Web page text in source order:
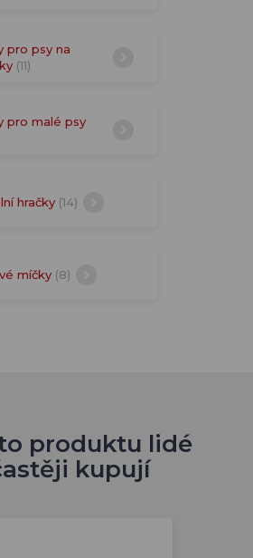
pro psy na
(11)
pro malé psy
hračky (14)
míčky (8)
produktu lidé
kupují